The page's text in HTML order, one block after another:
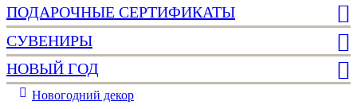
ПОДАРОЧНЫЕ СЕРТИФИКАТЫ
СУВЕНИРЫ
НОВЫЙ ГОД
Новогодний декор